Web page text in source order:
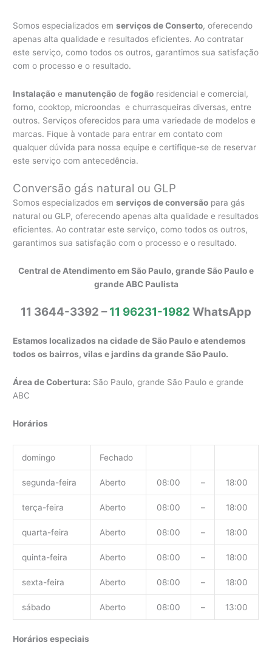
Somos especializados emserviços de Conserto, oferecendo
apenas alta qualidade e resultados eficientes. Ao contratar
este serviço, como todos os outros, garantimos sua satisfação
com o processo e o resultado.
Instalação e manutenção defogão residencial e comercial,
forno, cooktop, microondas e churrasqueiras diversas, entre
outros. Serviços oferecidos para uma variedade de modelos e
marcas. Fique à vontade para entrar em contato com
qualquer dúvida para nossa equipe e certifique-se de reservar
este serviço com antecedência.
Conversão gás natural ou GLP
Somos especializados emserviços de conversão para gás
natural ou GLP, oferecendo apenas alta qualidade e resultados
eficientes. Ao contratar este serviço, como todos os outros,
garantimos sua satisfação com o processo e o resultado.
Central de Atendimento em São Paulo, grande São Paulo e
grande ABC Paulista
11 3644-3392 –11 96231-1982 WhatsApp
Estamos localizados na cidade de São Paulo e atendemos
todos os bairros, vilas e jardins da grande São Paulo.
Área de Cobertura: São Paulo, grande São Paulo e grande
ABC
Horários
domingo Fechado
segunda-feira Aberto 08:00 – 18:00
terça-feira Aberto 08:00 – 18:00
quarta-feira Aberto 08:00 – 18:00
quinta-feira Aberto 08:00 – 18:00
sexta-feira Aberto 08:00 – 18:00
sábado Aberto 08:00 – 13:00
Horários especiais